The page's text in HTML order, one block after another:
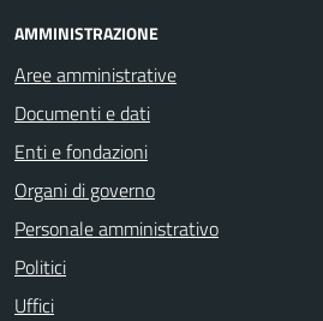
AMMINISTRAZIONE
Aree amministrative
Documenti e dati
Enti e fondazioni
Organi di governo
Personale amministrativo
Politici
Uffici